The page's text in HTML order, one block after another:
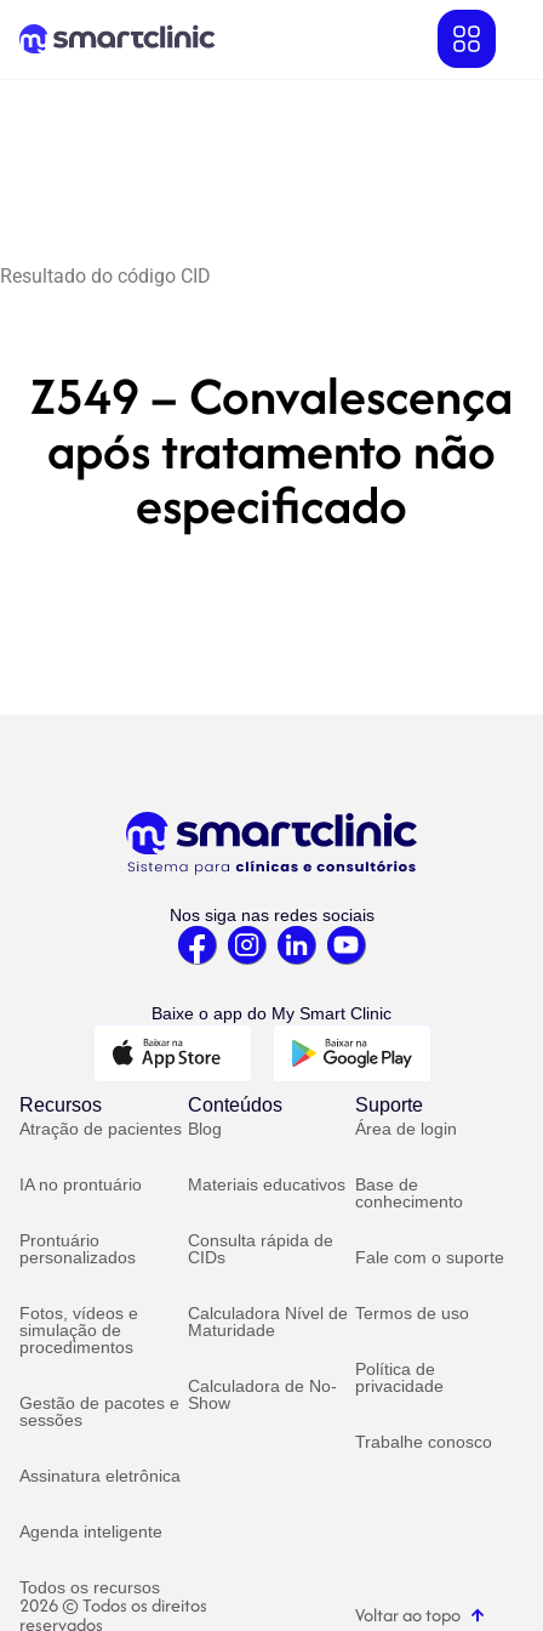
Resultado do código CID
Z549 – Convalescença
após tratamento não
especificado
Nos siga nas redes sociais
Baixe o app do My Smart Clinic
Recursos
Atração de pacientes
IA no prontuário
Prontuário
personalizados
Fotos, vídeos e
simulação de
procedimentos
Gestão de pacotes e
sessões
Assinatura eletrônica
Agenda inteligente
Todos os recursos
Conteúdos
Blog
Materiais educativos
Consulta rápida de
CIDs
Calculadora Nível de
Maturidade
Calculadora de No-
Show
Suporte
Área de login
Base de
conhecimento
Fale com o suporte
Termos de uso
Política de
privacidade
Trabalhe conosco
2026 © Todos os direitos
reservados Voltar ao topo